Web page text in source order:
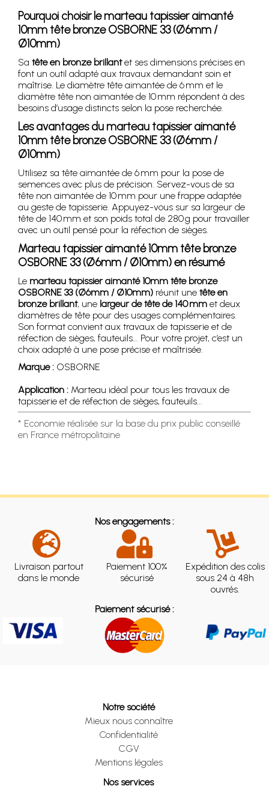
Pourquoi choisir le marteau tapissier aimanté
10mm tête bronze OSBORNE 33 (Ø6mm /
Ø10mm)
Sa tête en bronze brillantet ses dimensions précises en
font un outil adapté aux travaux demandant soin et
maîtrise. Le diamètre tête aimantée de 6 mm et le
diamètre tête non aimantée de 10 mm répondent à des
besoins d’usage distincts selon la pose recherchée.
Les avantages du marteau tapissier aimanté
10mm tête bronze OSBORNE 33 (Ø6mm /
Ø10mm)
Utilisez sa tête aimantée de 6 mm pour la pose de
semences avec plus de précision. Servez-vous de sa
tête non aimantée de 10 mm pour une frappe adaptée
au geste de tapisserie. Appuyez-vous sur sa largeur de
tête de 140 mm et son poids total de 280 g pour travailler
avec un outil pensé pour la réfection de sièges.
Marteau tapissier aimanté 10mm tête bronze
OSBORNE 33 (Ø6mm / Ø10mm) en résumé
Le marteau tapissier aimanté 10mm tête bronze
OSBORNE 33 (Ø6mm / Ø10mm) réunit une tête en
bronze brillant, une largeur de tête de 140 mm et deux
diamètres de tête pour des usages complémentaires.
Son format convient aux travaux de tapisserie et de
réfection de sièges, fauteuils... Pour votre projet, c’est un
choix adapté à une pose précise et maîtrisée.
Marque : OSBORNE
Application : Marteau idéal pour tous les travaux de
tapisserie et de réfection de sièges, fauteuils...
* Economie réalisée sur la base du prix public conseillé
en France métropolitaine
Nos engagements :
Livraison partout
dans le monde
Paiement 100%
sécurisé
Expédition des colis
sous 24 à 48h
ouvrés.
Paiement sécurisé :
Notre société
Mieux nous connaître
Confidentialité
CGV
Mentions légales
Nos services